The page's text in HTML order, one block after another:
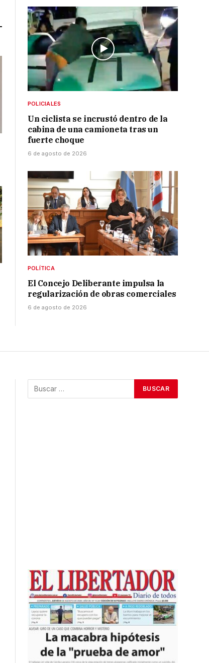
POLICIALES
Un ciclista se incrustó dentro de la
cabina de una camioneta tras un
fuerte choque
6 de agosto de 2026
POLÍTICA
El Concejo Deliberante impulsa la
regularización de obras comerciales
6 de agosto de 2026